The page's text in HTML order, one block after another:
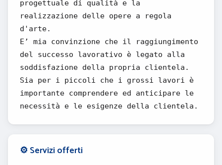
progettuale di qualità e la
realizzazione delle opere a regola
d'arte.
E’ mia convinzione che il raggiungimento
del successo lavorativo è legato alla
soddisfazione della propria clientela.
Sia per i piccoli che i grossi lavori è
importante comprendere ed anticipare le
necessità e le esigenze della clientela.
⚙️ Servizi offerti